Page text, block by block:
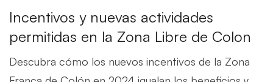
Incentivos y nuevas actividades
permitidas en la Zona Libre de Colon
Descubra cómo los nuevos incentivos de la Zona